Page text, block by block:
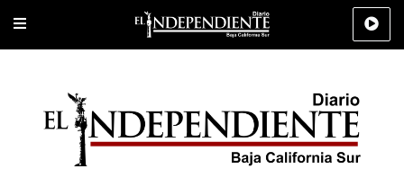
Portada Los Cabos Policiaca Deportes Cultura